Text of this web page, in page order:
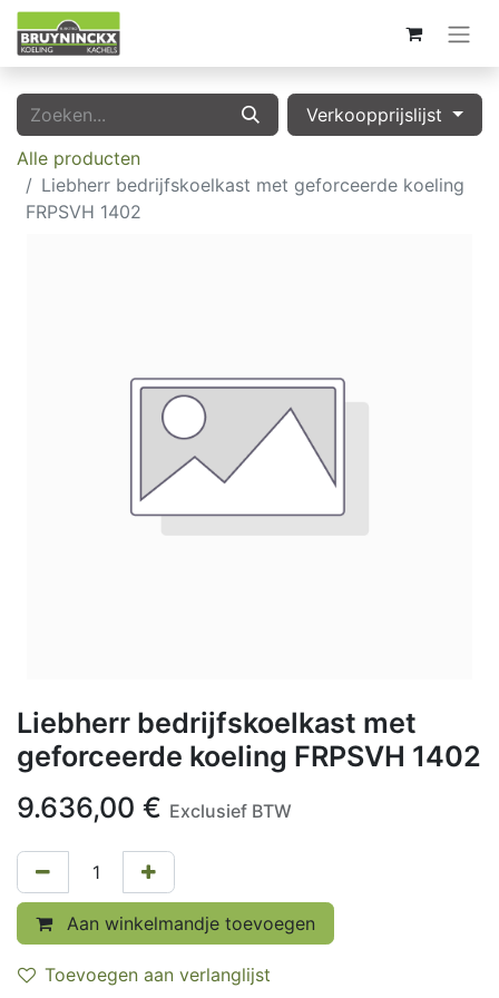
Verkoopprijslijst
Alle producten
Liebherr bedrijfskoelkast met geforceerde koeling
FRPSVH 1402
Liebherr bedrijfskoelkast met
geforceerde koeling FRPSVH 1402
9.636,00 € Exclusief BTW
Aan winkelmandje toevoegen
Toevoegen aan verlanglijst